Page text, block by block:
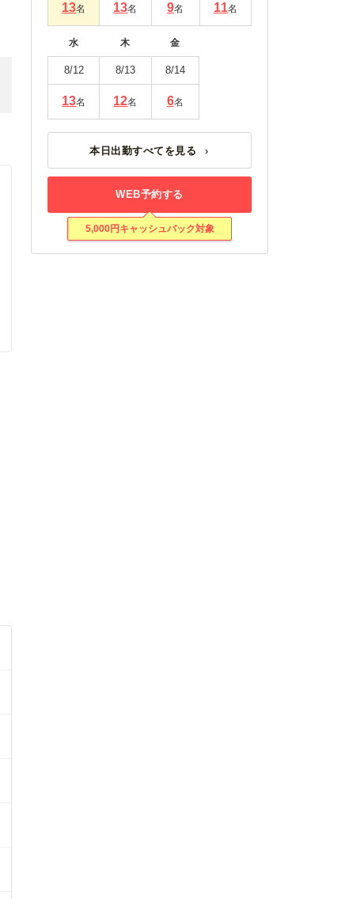
13名 13名 9名 11名
水
8/12
13名
木
8/13
12名
金
8/14
6名
本日出勤すべてを見る
WEB予約する
5,000円キャッシュバック対象